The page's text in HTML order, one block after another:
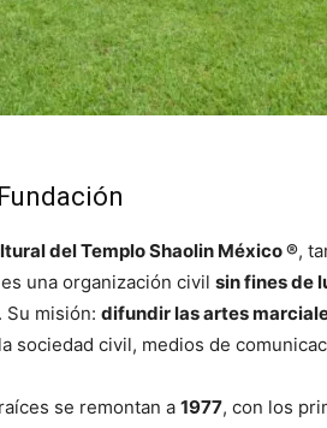
del Templo Shaolin México ®,
una organización civil sin fines de
Su misión: difundir las artes
sociedad civil, medios de
se remontan a 1977, con los